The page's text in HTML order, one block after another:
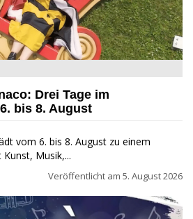
Tage im Wunderland
Drei Tage im
bis 8. August
vom 6. bis 8. August zu einem
Musik,...
Veröffentlicht am 5. August 2026